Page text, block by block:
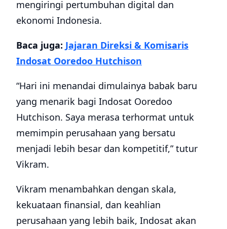
mengiringi pertumbuhan digital dan
ekonomi Indonesia.
Baca juga: Jajaran Direksi & Komisaris
Indosat Ooredoo Hutchison
“Hari ini menandai dimulainya babak baru
yang menarik bagi Indosat Ooredoo
Hutchison. Saya merasa terhormat untuk
memimpin perusahaan yang bersatu
menjadi lebih besar dan kompetitif,” tutur
Vikram.
Vikram menambahkan dengan skala,
kekuataan finansial, dan keahlian
perusahaan yang lebih baik, Indosat akan